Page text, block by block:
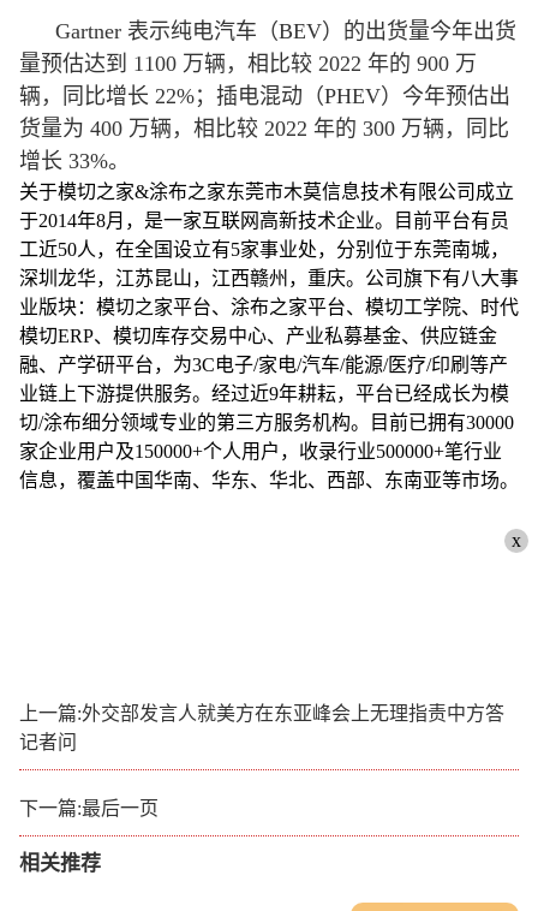
Gartner 表示纯电汽车（BEV）的出货量今年出货
量预估达到 1100 万辆，相比较 2022 年的 900 万
辆，同比增长 22%；插电混动（PHEV）今年预估出
货量为 400 万辆，相比较 2022 年的 300 万辆，同比
增长 33%。
关于模切之家&涂布之家东莞市木莫信息技术有限公司成立
于2014年8月，是一家互联网高新技术企业。目前平台有员
工近50人，在全国设立有5家事业处，分别位于东莞南城，
深圳龙华，江苏昆山，江西赣州，重庆。公司旗下有八大事
业版块：模切之家平台、涂布之家平台、模切工学院、时代
模切ERP、模切库存交易中心、产业私募基金、供应链金
融、产学研平台，为3C电子/家电/汽车/能源/医疗/印刷等产
业链上下游提供服务。经过近9年耕耘，平台已经成长为模
切/涂布细分领域专业的第三方服务机构。目前已拥有30000
家企业用户及150000+个人用户，收录行业500000+笔行业
信息，覆盖中国华南、华东、华北、西部、东南亚等市场。
x
上一篇:外交部发言人就美方在东亚峰会上无理指责中方答
记者问
下一篇:最后一页
相关推荐